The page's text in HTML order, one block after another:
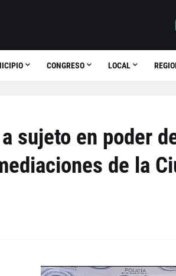
CONGRESO LOCAL
sujeto en poder
de la